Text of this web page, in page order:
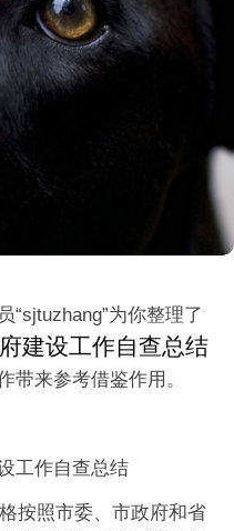
“sjtuzhang”为你整理了
建设工作自查总结
带来参考借鉴作用。
工作自查总结
按照市委、市政府和省